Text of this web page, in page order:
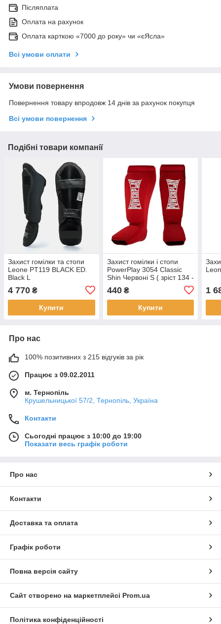
Післяплата
Оплата на рахунок
Оплата карткою «7000 до року» чи «єЯсла»
Всі умови оплати
Умови повернення
Повернення товару впродовж 14 днів за рахунок покупця
Всі умови повернення
Подібні товари компанії
Захист гомілки та стопи
Leone PT119 BLACK ED.
Black L
4 770 ₴
Купити
Захист гомілки і стопи
PowerPlay 3054 Classic
Shin Червоні S ( зріст 134 -
440₴
Купити
1
Про нас
100% позитивних з 215 відгуків за рік
Працює з 09.02.2011
м. Тернопіль
Крушельницької 57/2, Тернопіль, Україна
Контакти
Сьогодні працює з 10:00 до 19:00
Показати весь графік роботи
Про нас
Контакти
Доставка та оплата
Графік роботи
Повна версія сайту
Сайт створено на маркетплейсі Prom.ua
Політика конфіденційності